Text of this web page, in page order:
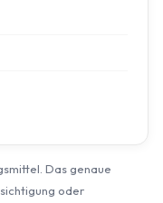
Das genaue
oder